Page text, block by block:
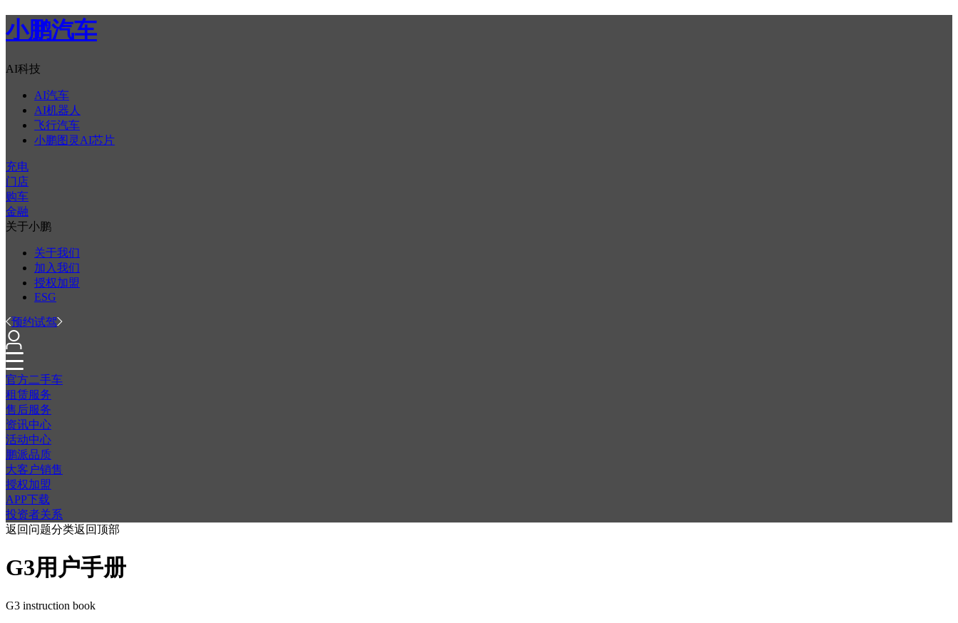
小鹏汽车
AI科技
AI汽车
AI机器人
飞行汽车
小鹏图灵AI芯片
充电
门店
购车
金融
关于小鹏
关于我们
加入我们
授权加盟
ESG
预约试驾
官方二手车
租赁服务
售后服务
资讯中心
活动中心
鹏派品质
大客户销售
授权加盟
APP下载
投资者关系
返回问题分类返回顶部
G3用户手册
G3 instruction book